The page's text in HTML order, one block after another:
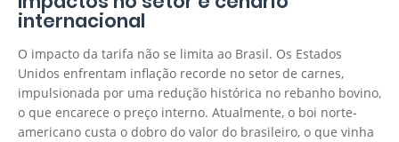
internacional
O impacto da tarifa não se limita ao Brasil. Os Estados
Unidos enfrentam inflação recorde no setor de carnes,
impulsionada por uma redução histórica no rebanho bovino,
o que encarece o preço interno. Atualmente, o boi norte-
americano custa o dobro do valor do brasileiro, o que vinha